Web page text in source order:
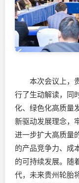
本次会议上，贵
行了生动解读，同
化、绿色化高质量
新驱动发展理念，
进一步扩大高质量
的产品竞争力、成
的可持续发展。随
代，未来贵州轮胎